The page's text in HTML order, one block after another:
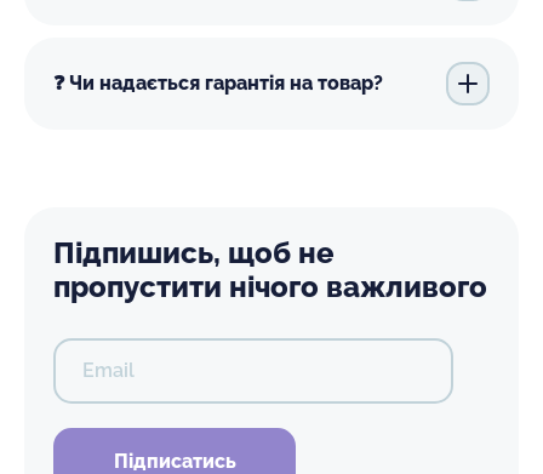
❓ Чи надається гарантія на товар?
Підпишись, щоб не
пропустити нічого важливого
Email
Підписатись